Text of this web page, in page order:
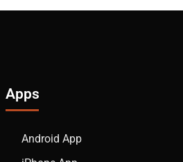
Apps
Android App